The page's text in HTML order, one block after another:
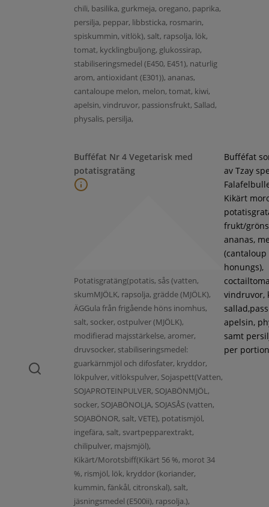
chili, basilika, gurkmeja, oregano, paprika,
persilja, peppar, libbsticka, rosmarin,
spiskummin, vitlök), salt, rapsolja, lök,
tomat, kycklingbuljong, glukossirap,
stabiliseringsmedel (E450, E451), naturlig
arom, antioxidant (E301)), ananas,
cantaloupe melon, melon, tomat, kiwi,
apelsin, vindruvor, passionsfrukt, Sallad,
physalis, persilja,
Bufféfat Nr 4 Vegetarisk med
potatisgratäng
Potatisgratäng(potatis, sås (vatten,
skumMJÖLK, rapsolja, grädde (MJÖLK),
ÄGGula från frigående höns inomhus,
salt, socker, ostpulver (MJÖLK),
modifierad majsstärkelse, aromer,
druvsocker, stabiliseringsmedel:
guarkärnmjöl och difosfater, kryddor,
lökpulver, vitlökspulver, Sojaspett(Vatten,
SOJAPROTEINPULVER, SOJABÖNMJÖL,
socker, SOJABÖNOLJA, SOJASÅS (vatten,
SOJABÖNOR, salt, VETE), potatismjöl,
ingefära, salt, svartpepparextrakt,
chilipulver, majsmjöl),
Kikärt/Morotsbiff(Kikärt 56 %, morot 34
%, rismjöl, lök, kryddor (koriander,
kummin, fänkål, citronskal), salt,
jäsningsmedel (E500ii), rapsolja.),
Bufféfat
av Tzay
Kikärt
frukt/
ananas,
(cantaloup
honungs),
vindruvor,
apelsin,
samt
per